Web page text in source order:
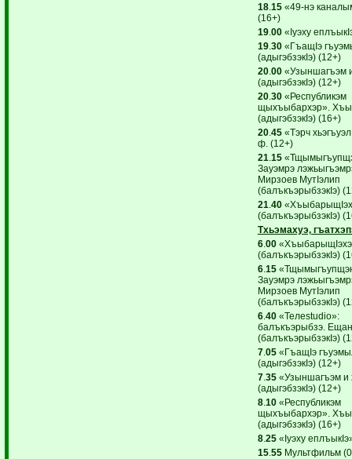
18. 15«49-нэ
(16+)
19. 00«Iуэху
19. 30«ГъащIэ
(адыгэбзэкIэ) (12+)
20. 00«Узыншагъэм
(адыгэбзэкIэ) (12+)
20. 30«Республикэм
щыхъыбархэр».
(адыгэбзэкIэ) (16+)
20. 45«Тэрч
ф. (12+)
21 15
Зауэмрэ
Мирзоев МутIэлип
(балъкъэрыбзэкIэ)
21 40
(балъкъэрыбзэкIэ)
Тхьэмахуэ,
6. 00
(балъкъэрыбзэкIэ)
6. 15
Зауэмрэ
Мирзоев МутIэлип
(балъкъэрыбзэкIэ)
6. 40«Teлеstudio»:
балъкъэрыбзэ.
(балъкъэрыбзэкIэ)
7. 05«ГъащIэ
(адыгэбзэкIэ) (12+)
7. 35«Узыншагъэм и
(адыгэбзэкIэ) (12+)
8. 10«Республикэм
щыхъыбархэр».
(адыгэбзэкIэ) (16+)
8. 25«Iуэху
15. 55Мультфильм